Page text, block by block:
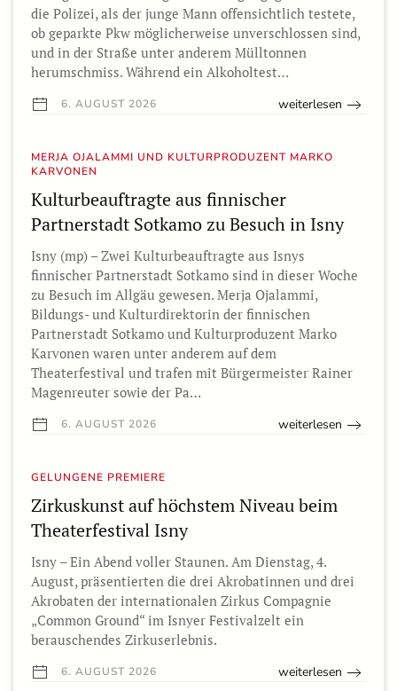
die Polizei, als der junge Mann offensichtlich testete,
ob geparkte Pkw möglicherweise unverschlossen sind,
und in der Straße unter anderem Mülltonnen
herumschmiss. Während ein Alkoholtest…
6. AUGUST 2026 weiterlesen
MERJA OJALAMMI UND KULTURPRODUZENT MARKO
KARVONEN
Kulturbeauftragte aus finnischer
Partnerstadt Sotkamo zu Besuch in Isny
Isny (mp) – Zwei Kulturbeauftragte aus Isnys
finnischer Partnerstadt Sotkamo sind in dieser Woche
zu Besuch im Allgäu gewesen. Merja Ojalammi,
Bildungs- und Kulturdirektorin der finnischen
Partnerstadt Sotkamo und Kulturproduzent Marko
Karvonen waren unter anderem auf dem
Theaterfestival und trafen mit Bürgermeister Rainer
Magenreuter sowie der Pa…
6. AUGUST 2026 weiterlesen
GELUNGENE PREMIERE
Zirkuskunst auf höchstem Niveau beim
Theaterfestival Isny
Isny – Ein Abend voller Staunen. Am Dienstag, 4.
August, präsentierten die drei Akrobatinnen und drei
Akrobaten der internationalen Zirkus Compagnie
„Common Ground“ im Isnyer Festivalzelt ein
berauschendes Zirkuserlebnis.
6. AUGUST 2026 weiterlesen